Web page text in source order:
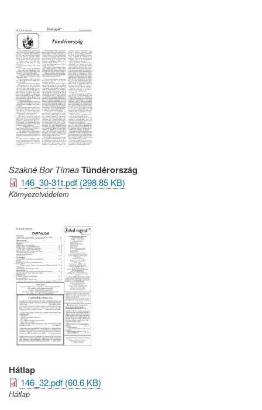
Szakné Bor TímeaTündérország
146_30-31t.pdf (298.85 KB)
Környezetvédelem
Hátlap
146_32.pdf (60.6 KB)
Hátlap